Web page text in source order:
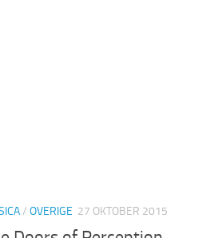
/ OVERIGE 27 OKTOBER 2015